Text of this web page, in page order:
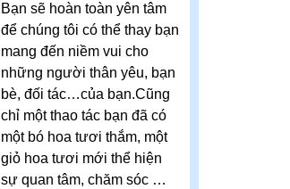
Bạn sẽ hoàn toàn yên tâm
để chúng tôi có thể thay bạn
mang đến niềm vui cho
những người thân yêu, bạn
bè, đối tác…của bạn.Cũng
chỉ một thao tác bạn đã có
một bó hoa tươi thắm, một
giỏ hoa tươi mới thể hiện
sự quan tâm, chăm sóc …